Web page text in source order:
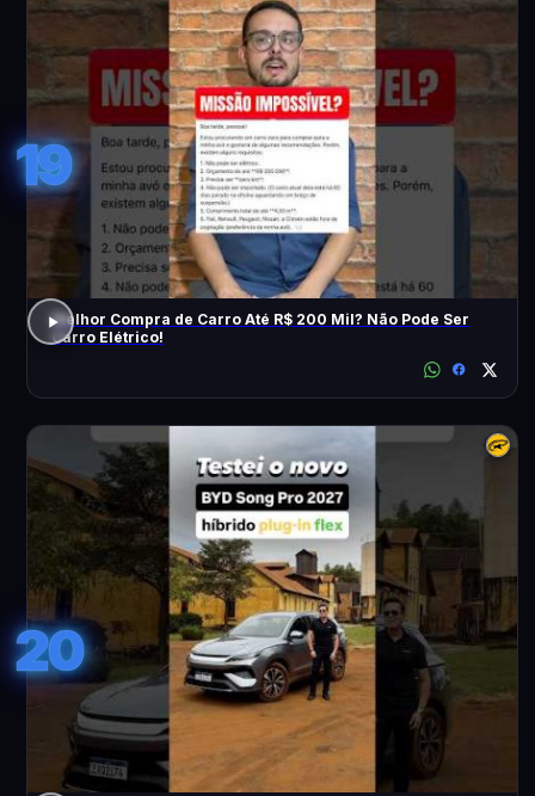
19
Melhor Compra de Carro Até R$ 200 Mil? Não Pode Ser
Carro Elétrico!
20